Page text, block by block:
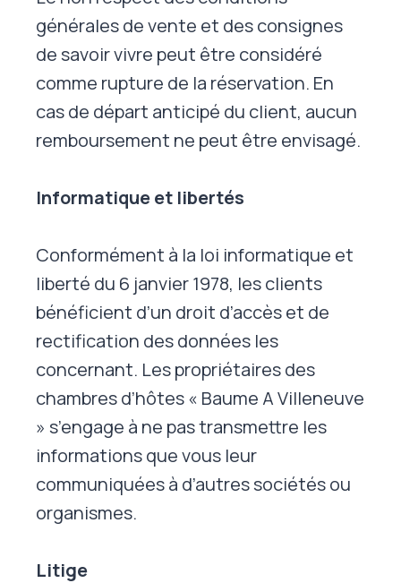
générales de vente et des consignes
de savoir vivre peut être considéré
comme rupture de la réservation. En
cas de départ anticipé du client, aucun
remboursement ne peut être envisagé.
Informatique et libertés
Conformément à la loi informatique et
liberté du 6 janvier 1978, les clients
bénéficient d’un droit d’accès et de
rectification des données les
concernant. Les propriétaires des
chambres d’hôtes « Baume A Villeneuve
» s’engage à ne pas transmettre les
informations que vous leur
communiquées à d’autres sociétés ou
organismes.
Litige